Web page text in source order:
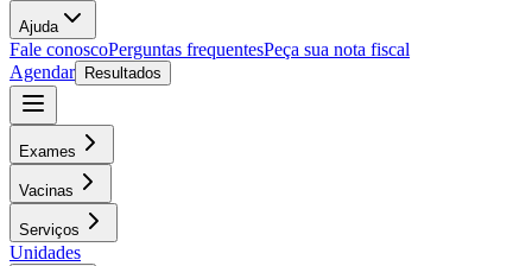
Ajuda
Fale conoscoPerguntas frequentesPeça sua nota fiscal
Agendar
Resultados
Exames
Vacinas
Serviços
Unidades